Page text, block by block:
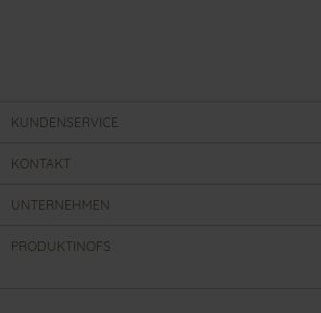
KUNDENSERVICE
KONTAKT
UNTERNEHMEN
PRODUKTINOFS